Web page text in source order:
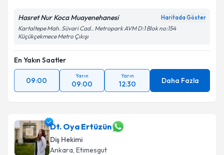
Takvim Talebini Gönder
Hasret Nur Koca Muayenehanesi Haritada Göster
Kartaltepe Mah. Süvari Cad.. Metropark AVM D:1 Blok no:154
Küçükçekmece Metro Çıkışı
En Yakın Saatler
09:00
Yarın
09:00
Yarın
12:30 Daha Fazla
Dt. Oya Ertüzün
Diş Hekimi
Ankara, Etimesgut